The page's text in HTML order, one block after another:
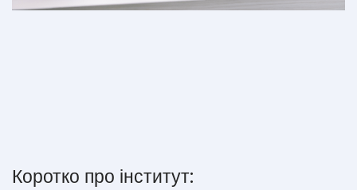
Коротко про інститут: